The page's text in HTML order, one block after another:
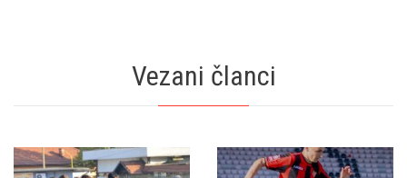
Vezani članci